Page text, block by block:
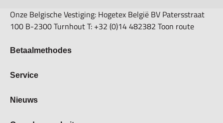
Onze Belgische Vestiging: Hogetex België BV Patersstraat
100 B-2300 Turnhout T: +32 (0)14 482382 Toon route
Betaalmethodes
Bestellen & Betalen
Contract herroepen
Levertijden
Service
Over Hogetex
Nieuws
Beurzen